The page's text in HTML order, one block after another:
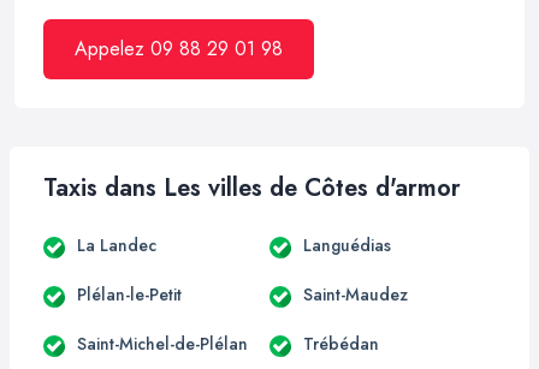
Appelez 09 88 29 01 98
Taxis dans Les villes de Côtes d'armor
La Landec Languédias
Plélan-le-Petit Saint-Maudez
Saint-Michel-de-Plélan Trébédan